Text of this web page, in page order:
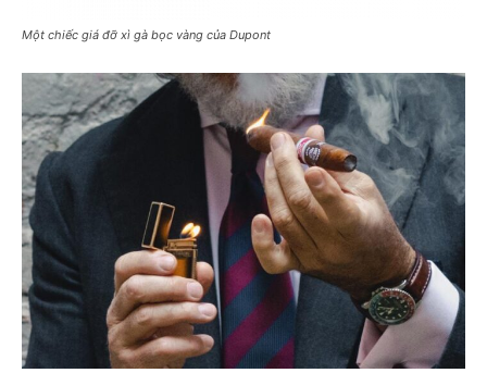
Một chiếc giá đỡ xì gà bọc vàng của Dupont